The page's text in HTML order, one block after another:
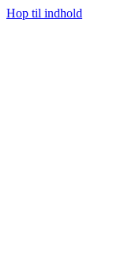
Hop til indhold